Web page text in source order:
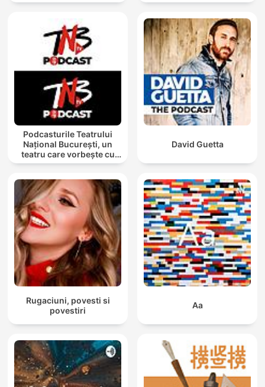
Podcasturile Teatrului
Național București, un
teatru care vorbește cu
tine
David Guetta
Rugaciuni, povesti si
povestiri
Aa